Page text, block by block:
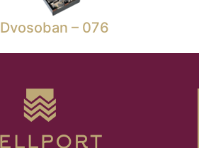
Dvosoban – 076